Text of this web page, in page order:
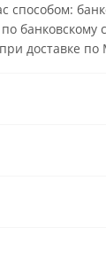
доставке по